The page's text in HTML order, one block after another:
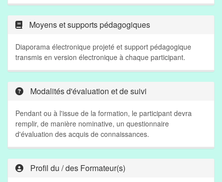
Moyens et supports pédagogiques
Diaporama électronique projeté et support pédagogique
transmis en version électronique à chaque participant.
Modalités d'évaluation et de suivi
Pendant ou à l'issue de la formation, le participant devra
remplir, de manière nominative, un questionnaire
d'évaluation des acquis de connaissances.
Profil du / des Formateur(s)